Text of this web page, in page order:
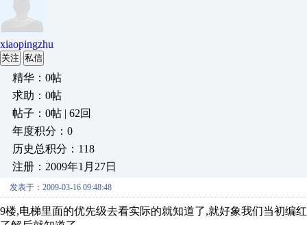
xiaopingzhu
关注 私信
精华：0帖
求助：0帖
帖子：0帖 | 62回
年度积分：0
历史总积分：118
注册：2009年1月27日
发表于：2009-03-16 09:48:48
9楼,电梯里面的优先级去看实际的就知道了,就好象我们当初编